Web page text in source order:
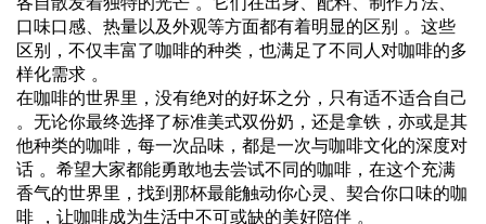
口味口感、热量以及外观等方面都有着明显的区别 。这些
区别，不仅丰富了咖啡的种类，也满足了不同人对咖啡的多
样化需求 。
在咖啡的世界里，没有绝对的好坏之分，只有适不适合自己
。无论你最终选择了标准美式双份奶，还是拿铁，亦或是其
他种类的咖啡，每一次品味，都是一次与咖啡文化的深度对
话 。希望大家都能勇敢地去尝试不同的咖啡，在这个充满
香气的世界里，找到那杯最能触动你心灵、契合你口味的咖
啡 ，让咖啡成为生活中不可或缺的美好陪伴 。